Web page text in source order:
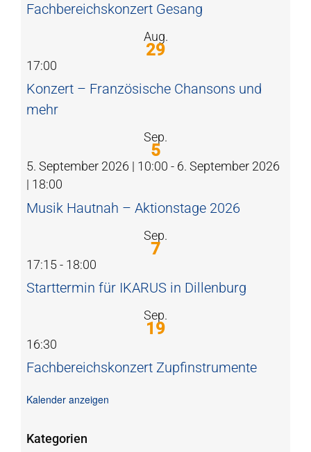
Fachbereichskonzert Gesang
Aug.
29
17:00
Konzert – Französische Chansons und
mehr
Sep.
5
5. September 2026 | 10:00 - 6. September 2026
| 18:00
Musik Hautnah – Aktionstage 2026
Sep.
7
17:15- 18:00
Starttermin für IKARUS in Dillenburg
Sep.
19
16:30
Fachbereichskonzert Zupfinstrumente
Kalender anzeigen
Kategorien